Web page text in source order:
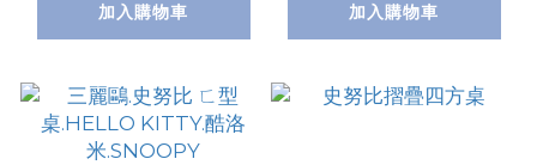
加入購物車
漢頓.酷洛米.雙星
加入購物車